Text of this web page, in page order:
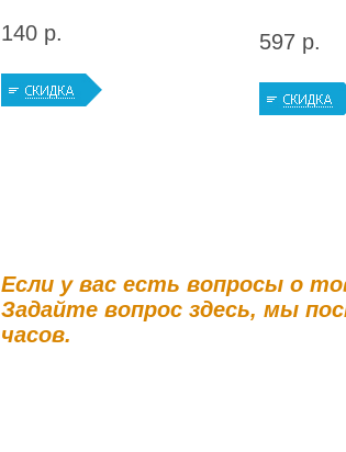
140 р. 597 р.
Если у вас есть вопросы о
Задайте вопрос здесь, мы
часов.